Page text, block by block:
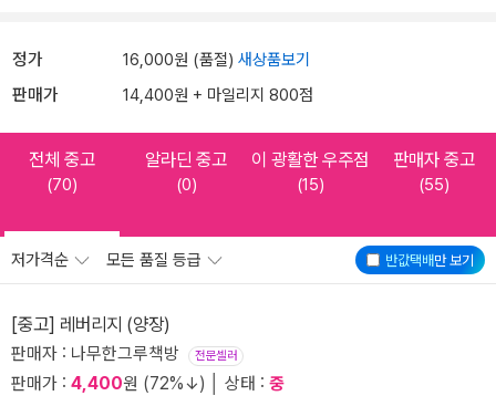
정가 16,000원 (품절) 새상품보기
판매가 14,400원 + 마일리지 800점
전체 중고
(70)
알라딘 중고
(0)
이 광활한 우주점
(15)
판매자 중고
(55)
반값택배만 보기
저가격순 모든 품질 등급
[중고] 레버리지 (양장)
판매자 : 나무한그루책방 전문셀러
판매가 : 4,400원 (72%↓) │ 상태 : 중